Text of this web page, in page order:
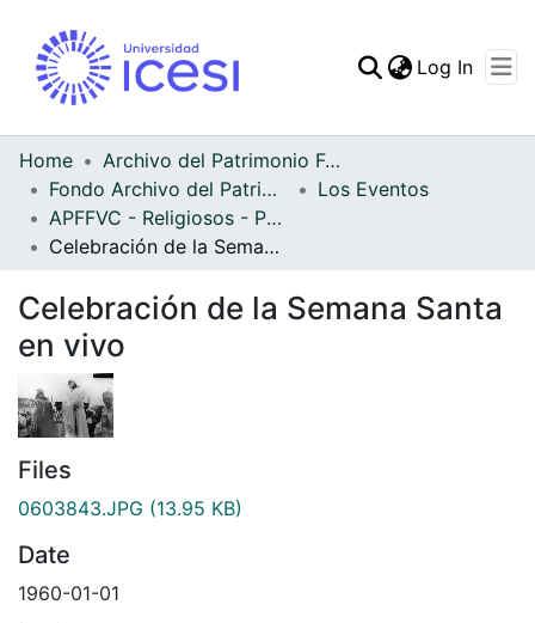
Statistics
Log In
Home
Archivo del Patrimonio Fotográfico y Fílmico del Valle del Cauca
Fondo Archivo del Patrimonio Fotográfico y Fílmico del Valle del Cauca
Los Eventos
APFFVC - Religiosos - Patrimonial
Celebración de la Semana Santa en vivo
Celebración de la Semana Santa
en vivo
Files
0603843.JPG (13.95 KB)
Date
1960-01-01